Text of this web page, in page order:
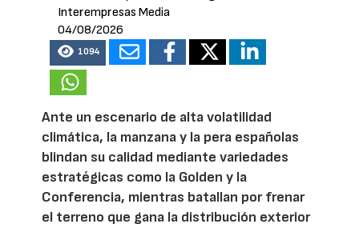
Interempresas Media
04/08/2026
1094
Ante un escenario de alta volatilidad
climática, la manzana y la pera españolas
blindan su calidad mediante variedades
estratégicas como la Golden y la
Conferencia, mientras batallan por frenar
el terreno que gana la distribución exterior